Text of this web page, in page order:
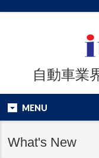
自動車業
MENU
What's New